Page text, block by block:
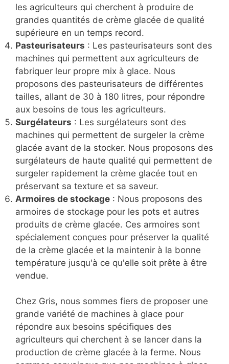
grandes quantités de crème glacée.
Turbo Labo II la remplisseuse de petit pot de
glace: Le Turbo Labo II est une machine à
glace avancée qui permet de fabriquer de la
crème glacée et de remplir jusqu'à 500 pots de
100 ml à l'heure. Cette machine est idéale pour
les agriculteurs qui cherchent à produire de
grandes quantités de crème glacée de qualité
supérieure en un temps record.
Pasteurisateurs: Les pasteurisateurs sont des
machines qui permettent aux agriculteurs de
fabriquer leur propre mix à glace. Nous
proposons des pasteurisateurs de différentes
tailles, allant de 30 à 180 litres, pour répondre
aux besoins de tous les agriculteurs.
Surgélateurs: Les surgélateurs sont des
machines qui permettent de surgeler la crème
glacée avant de la stocker. Nous proposons des
surgélateurs de haute qualité qui permettent de
surgeler rapidement la crème glacée tout en
préservant sa texture et sa saveur.
Armoires de stockage
produits de crème glacée. Ces armoires sont
spécialement conçues pour préserver la qualité
de la crème glacée et la maintenir à la bonne
température jusqu'à ce qu'elle soit prête à être
vendue.